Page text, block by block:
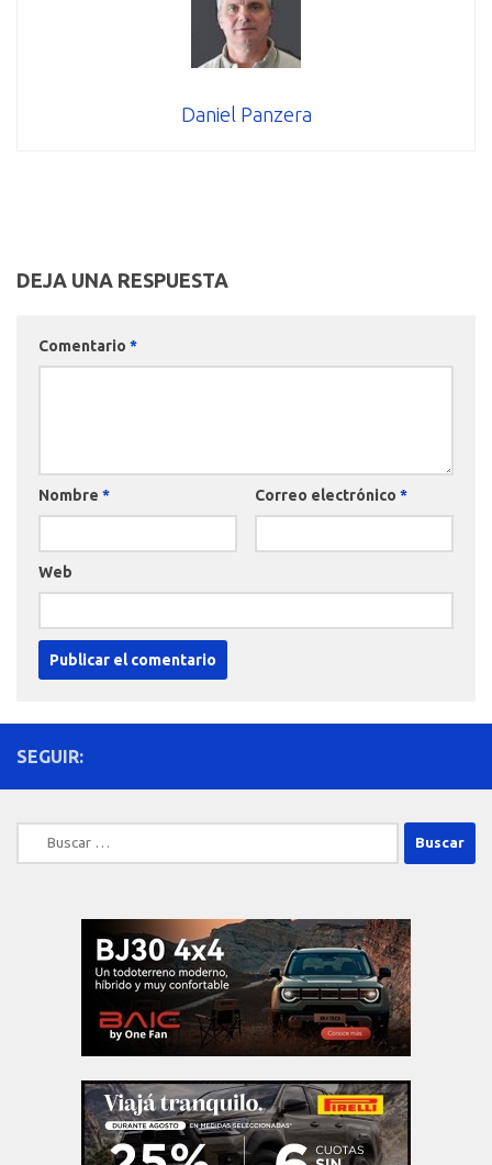
Daniel Panzera
DEJA UNA RESPUESTA
Comentario *
Nombre * Correo electrónico *
Web
SEGUIR:
Buscar: